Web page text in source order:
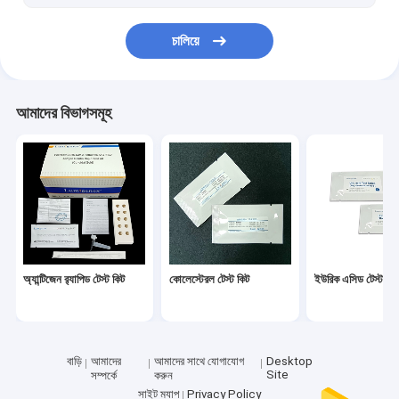
চালিয়ে
আমাদের বিভাগসমূহ
অ্যান্টিজেন র‌্যাপিড টেস্ট কিট কোলেস্টেরল টেস্ট কিট ইউরিক এসিড টেস্ট কিট
বাড়ি
আমাদের
সম্পর্কে
আমাদের সাথে যোগাযোগ
করুন
Desktop
Site
সাইট ম্যাপ
Privacy Policy